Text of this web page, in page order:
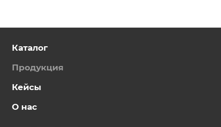
Каталог
Продукция
Кейсы
О нас